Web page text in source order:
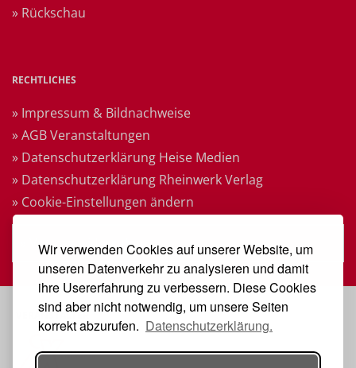
Wir verwenden Cookies auf unserer Website, um
unseren Datenverkehr zu analysieren und damit
ihre Usererfahrung zu verbessern. Diese Cookies
sind aber nicht notwendig, um unsere Seiten
korrekt abzurufen. Datenschutzerklärung.
» Rückschau
RECHTLICHES
» Impressum & Bildnachweise
» AGB Veranstaltungen
» Datenschutzerklärung Heise Medien
» Datenschutzerklärung Rheinwerk Verlag
» Cookie-Einstellungen ändern
» Vertrag widerrufen
VERANSTALTER